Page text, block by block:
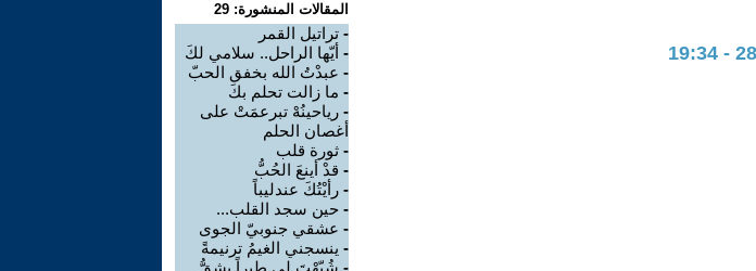
المقالات المنشورة: 29
- تراتيل القمر
- أيّها الراحل.. سلامي لكَ
- عبدْتُ الله بخفق الحبّ
- ما زالت تحلم بكَ
- رياحينُهْ تبرعمَتْ على
أغصان الحلم
- ثورة قلب
- قدْ أينعَ الحُبُّ
- رأيْتُكَ عندليباً
- حين سجد القلب...
- عشقي جنوبيّ الجوى
- ينسجني الغيمُ ترنيمةً
- شُبّهْتَ لي طيراً يشقُّ